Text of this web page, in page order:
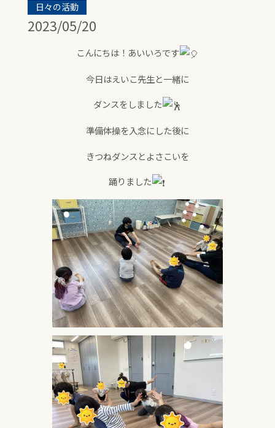
日々の活動
2023/05/20
こんにちは！あいいろです
今日はえいこ先生と一緒に
ダンスをしました
準備体操を入念にした後に
きつねダンスとよさこいを
踊りました